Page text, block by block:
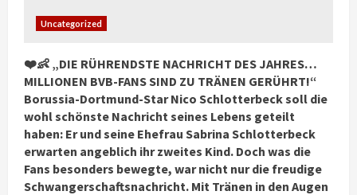
Uncategorized
❤️👶 „DIE RÜHRENDSTE NACHRICHT DES JAHRES…
MILLIONEN BVB-FANS SIND ZU TRÄNEN GERÜHRT!“
Borussia-Dortmund-Star Nico Schlotterbeck soll die
wohl schönste Nachricht seines Lebens geteilt
haben: Er und seine Ehefrau Sabrina Schlotterbeck
erwarten angeblich ihr zweites Kind. Doch was die
Fans besonders bewegte, war nicht nur die freudige
Schwangerschaftsnachricht. Mit Tränen in den Augen